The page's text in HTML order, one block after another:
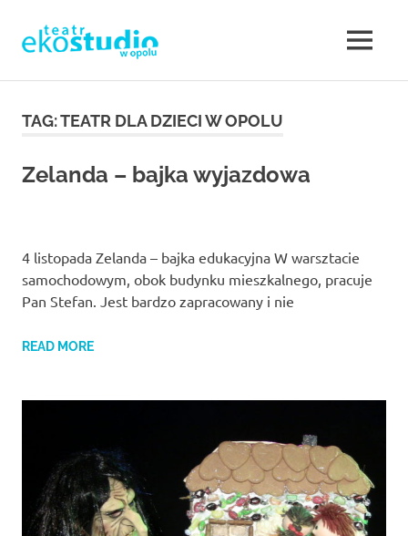
EKOSTUDIO
w
Opolu
Teatr
w
Opole.
Ekostudio
Opolu.
Teatr
działania,
poszukujący,
ale
do
spektakle,
wernisaże,
pokazy
MENU
TAG:TEATR DLA DZIECI W OPOLU
Zelanda – bajka wyjazdowa
4 listopada Zelanda – bajka edukacyjna W warsztacie
samochodowym, obok budynku mieszkalnego, pracuje
Pan Stefan. Jest bardzo zapracowany i nie
READ MORE